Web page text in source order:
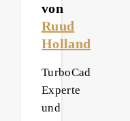
von
Ruud
Holland
TurboCad
Experte
und